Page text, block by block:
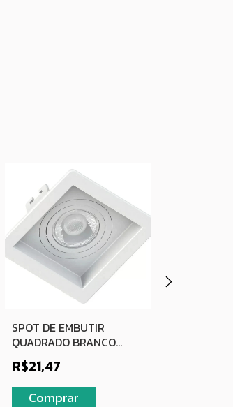
SPOT DE EMBUTIR
QUADRADO BRANCO
RECUADO MR16
R$21,47